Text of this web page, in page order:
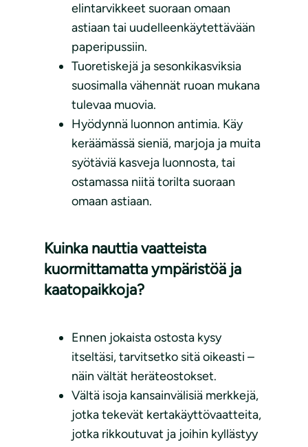
elintarvikkeet suoraan omaan
astiaan tai uudelleenkäytettävään
paperipussiin.
Tuoretiskejä ja sesonkikasviksia
suosimalla vähennät ruoan mukana
tulevaa muovia.
Hyödynnä luonnon antimia. Käy
keräämässä sieniä, marjoja ja muita
syötäviä kasveja luonnosta, tai
ostamassa niitä torilta suoraan
omaan astiaan.
Kuinka nauttia vaatteista
kuormittamatta ympäristöä ja
kaatopaikkoja?
Ennen jokaista ostosta kysy
itseltäsi, tarvitsetko sitä oikeasti –
näin vältät heräteostokset.
Vältä isoja kansainvälisiä merkkejä,
jotka tekevät kertakäyttövaatteita,
jotka rikkoutuvat ja joihin kyllästyy